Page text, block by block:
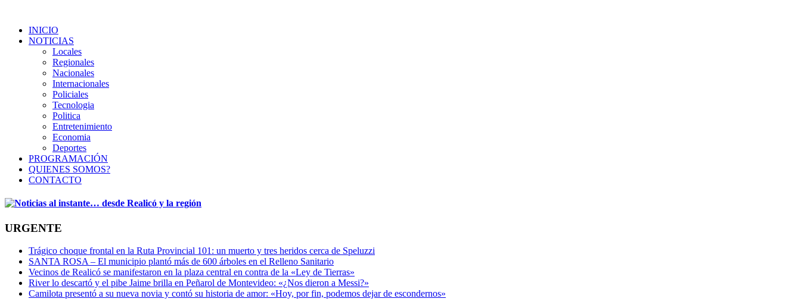
INICIO
NOTICIAS
Locales
Regionales
Nacionales
Internacionales
Policiales
Tecnologia
Politica
Entretenimiento
Economia
Deportes
PROGRAMACIÓN
QUIENES SOMOS?
CONTACTO
URGENTE
Trágico choque frontal en la Ruta Provincial 101: un muerto y tres heridos cerca de Speluzzi
SANTA ROSA – El municipio plantó más de 600 árboles en el Relleno Sanitario
Vecinos de Realicó se manifestaron en la plaza central en contra de la «Ley de Tierras»
River lo descartó y el pibe Jaime brilla en Peñarol de Montevideo: «¿Nos dieron a Messi?»
Camilota presentó a su nueva novia y contó su historia de amor: «Hoy, por fin, podemos dejar de escondernos»